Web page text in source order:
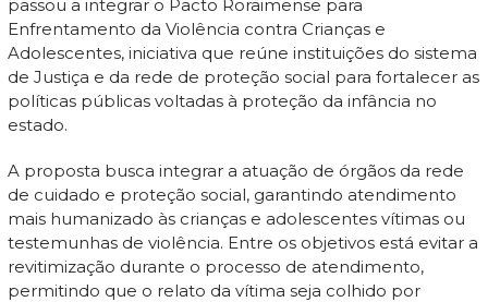
passou a integrar o Pacto Roraimense para
Enfrentamento da Violência contra Crianças e
Adolescentes, iniciativa que reúne instituições do sistema
de Justiça e da rede de proteção social para fortalecer as
políticas públicas voltadas à proteção da infância no
estado.
A proposta busca integrar a atuação de órgãos da rede
de cuidado e proteção social, garantindo atendimento
mais humanizado às crianças e adolescentes vítimas ou
testemunhas de violência. Entre os objetivos está evitar a
revitimização durante o processo de atendimento,
permitindo que o relato da vítima seja colhido por